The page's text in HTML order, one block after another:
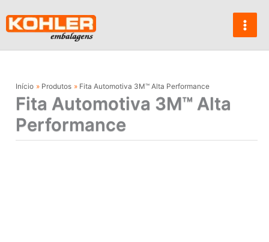
para
conteúdo
Início Produtos Fita Automotiva 3M™ Alta Performance
Fita Automotiva 3M™ Alta
Performance